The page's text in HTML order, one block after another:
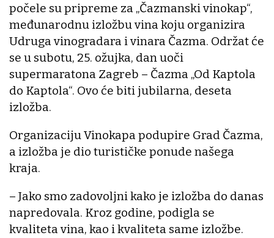
počele su pripreme za „Čazmanski vinokap“,
međunarodnu izložbu vina koju organizira
Udruga vinogradara i vinara Čazma. Održat će
se u subotu, 25. ožujka, dan uoči
supermaratona Zagreb – Čazma „Od Kaptola
do Kaptola“. Ovo će biti jubilarna, deseta
izložba.
Organizaciju Vinokapa podupire Grad Čazma,
a izložba je dio turističke ponude našega
kraja.
– Jako smo zadovoljni kako je izložba do danas
napredovala. Kroz godine, podigla se
kvaliteta vina, kao i kvaliteta same izložbe.